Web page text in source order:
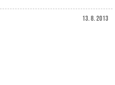
13. 8. 2013